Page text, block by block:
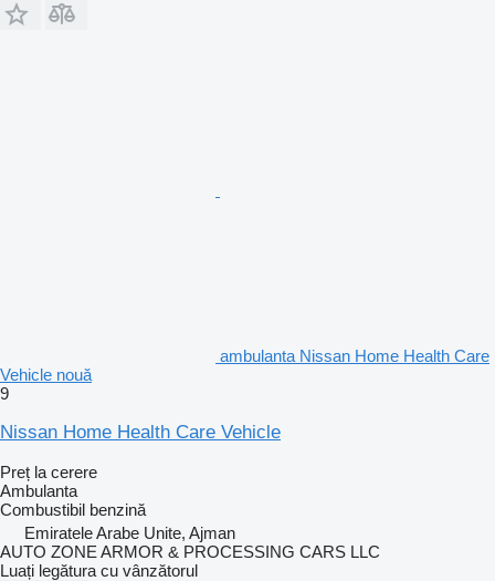
ambulanta Nissan Home Health Care
Vehicle nouă
9
Nissan Home Health Care Vehicle
Preț la cerere
Ambulanta
Combustibil benzină
Emiratele Arabe Unite, Ajman
AUTO ZONE ARMOR & PROCESSING CARS LLC
Luați legătura cu vânzătorul